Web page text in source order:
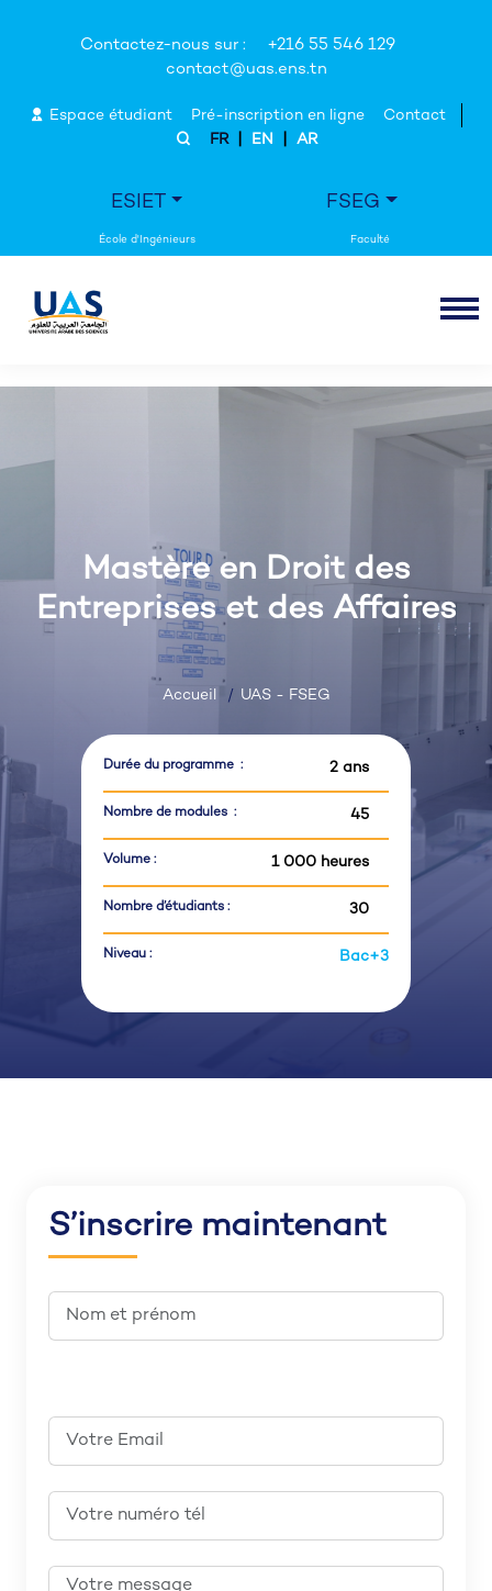
Contactez-nous sur :
+216 55 546 129
contact@uas.ens.tn
Espace étudiant Pré-inscription en ligne
Contact
FR
EN AR
ESIET FSEG
Mastère en Droit des
Entreprises et des Affaires
Accueil UAS - FSEG
Durée du programme : 2 ans
Nombre de modules : 45
Volume : 1 000 heures
Nombre d’étudiants : 30
Niveau : Bac+3
S’inscrire maintenant